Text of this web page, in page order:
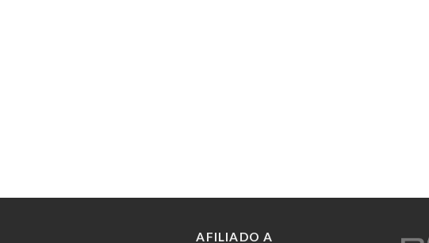
AFILIADO A